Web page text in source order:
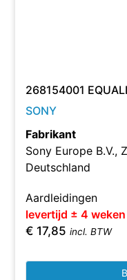
268154001
SONY
Fabrikant
Sony Europe B.V.,
Deutschland
Aardleidingen
levertijd ± 4 weken
€ 17,85 incl. BTW